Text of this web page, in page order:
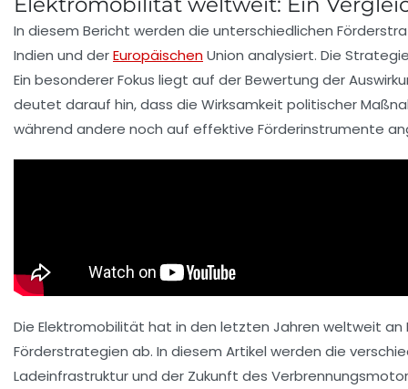
In diesem Bericht werden die unterschiedlichen
Indien und derEuropäischenUnion analysiert. Die
Ein besonderer Fokus liegt auf der Bewertung der
deutet darauf hin, dass die Wirksamkeit politischer
während andere noch auf effektive Förderinstrumente
Die Elektromobilität hat in den letzten Jahren weltweit
Förderstrategien ab. In diesem Artikel werden die
Ladeinfrastruktur und der Zukunft des